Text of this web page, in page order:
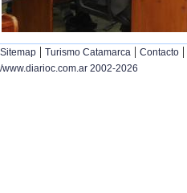
Sitemap | Turismo Catamarca | Contacto |
/www.diarioc.com.ar 2002-2026